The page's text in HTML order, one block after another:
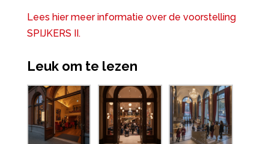
Lees hier meer informatie over de voorstelling
SPIJKERS II.
Leuk om te lezen